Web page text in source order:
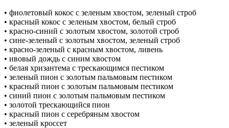
• фиолетовый кокос с зеленым хвостом, зеленый строб
• красный кокос с зеленым хвостом, белый строб
• красно-синий с золотым хвостом, золотой строб
• сине-зеленый с золотым хвостом, зеленый строб
• красно-зеленый с красным хвостом, ливень
• ивовый дождь с синим хвостом
• белая хризантема с трескающимся пестиком
• зеленый пион с золотым пальмовым пестиком
• красный пион с золотым пальмовым пестиком
• синий пион с золотым пальмовым пестиком
• золотой трескающийся пион
• красный пион с серебряным хвостом
• зеленый кроссет